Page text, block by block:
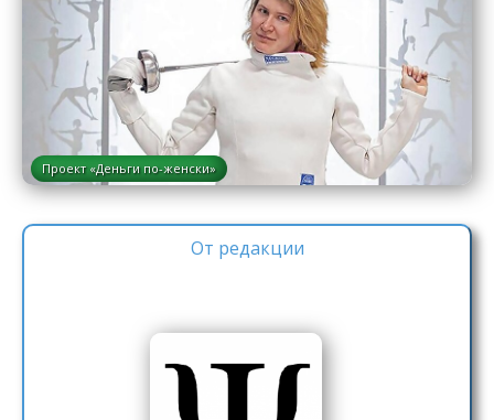
Проект «Деньги по-женски»
От редакции